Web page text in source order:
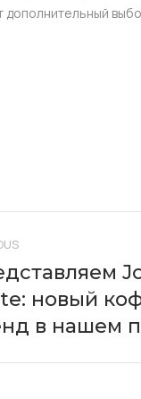
дополнительный
новый
в нашем